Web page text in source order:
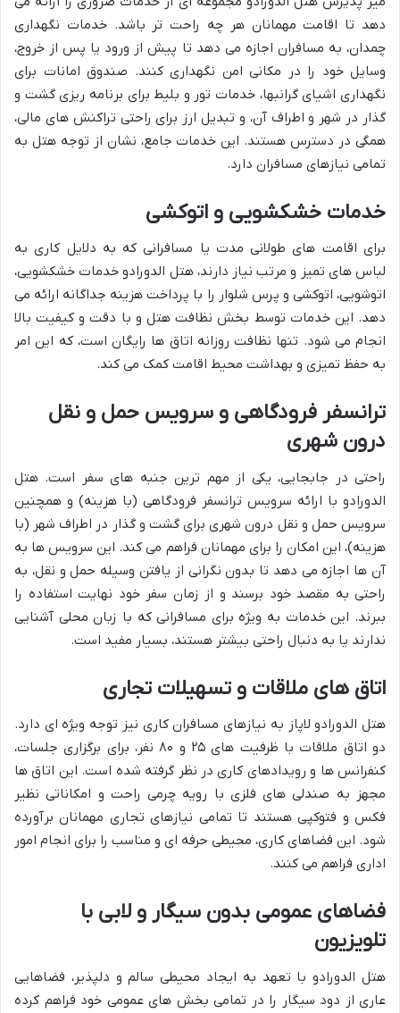
دهد تا اقامت مهمانان هر چه راحت تر باشد. خدمات نگهداری
چمدان، به مسافران اجازه می دهد تا پیش از ورود یا پس از خروج،
وسایل خود را در مکانی امن نگهداری کنند. صندوق امانات برای
نگهداری اشیای گرانبها، خدمات تور و بلیط برای برنامه ریزی گشت و
گذار در شهر و اطراف آن، و تبدیل ارز برای راحتی تراکنش های مالی،
همگی در دسترس هستند. این خدمات جامع، نشان از توجه هتل به
تمامی نیازهای مسافران دارد.
خدمات خشکشویی و اتوکشی
برای اقامت های طولانی مدت یا مسافرانی که به دلایل کاری به
لباس های تمیز و مرتب نیاز دارند، هتل الدورادو خدمات خشکشویی،
اتوشویی، اتوکشی و پرس شلوار را با پرداخت هزینه جداگانه ارائه می
دهد. این خدمات توسط بخش نظافت هتل و با دقت و کیفیت بالا
انجام می شود. تنها نظافت روزانه اتاق ها رایگان است، که این امر
به حفظ تمیزی و بهداشت محیط اقامت کمک می کند.
ترانسفر فرودگاهی و سرویس حمل و نقل
درون شهری
راحتی در جابجایی، یکی از مهم ترین جنبه های سفر است. هتل
الدورادو با ارائه سرویس ترانسفر فرودگاهی (با هزینه) و همچنین
سرویس حمل و نقل درون شهری برای گشت و گذار در اطراف شهر (با
هزینه)، این امکان را برای مهمانان فراهم می کند. این سرویس ها به
آن ها اجازه می دهد تا بدون نگرانی از یافتن وسیله حمل و نقل، به
راحتی به مقصد خود برسند و از زمان سفر خود نهایت استفاده را
ببرند. این خدمات به ویژه برای مسافرانی که با زبان محلی آشنایی
ندارند یا به دنبال راحتی بیشتر هستند، بسیار مفید است.
اتاق های ملاقات و تسهیلات تجاری
هتل الدورادو لاپاز به نیازهای مسافران کاری نیز توجه ویژه ای دارد.
دو اتاق ملاقات با ظرفیت های ۲۵ و ۸۰ نفر، برای برگزاری جلسات،
کنفرانس ها و رویدادهای کاری در نظر گرفته شده است. این اتاق ها
مجهز به صندلی های فلزی با رویه چرمی راحت و امکاناتی نظیر
فکس و فتوکپی هستند تا تمامی نیازهای تجاری مهمانان برآورده
شود. این فضاهای کاری، محیطی حرفه ای و مناسب را برای انجام امور
اداری فراهم می کنند.
فضاهای عمومی بدون سیگار و لابی با
تلویزیون
هتل الدورادو با تعهد به ایجاد محیطی سالم و دلپذیر، فضاهایی
عاری از دود سیگار را در تمامی بخش های عمومی خود فراهم کرده